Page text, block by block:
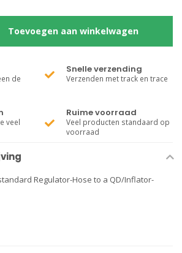
Toevoegen aan winkelwagen
de
Snelle verzending
Verzenden met track en trace
veel
Ruime voorraad
Veel producten standaard op
voorraad
Regulator-Hose to a QD/Inflator-